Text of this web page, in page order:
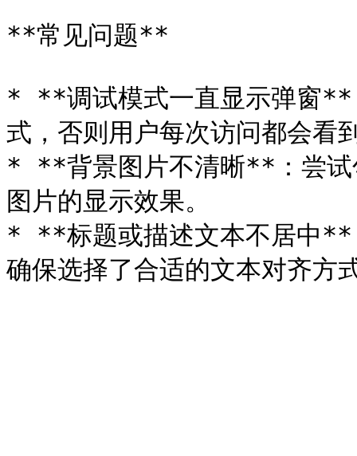
**常见问题**
* **调试模式一直显示弹窗**
式，否则用户每次访问都会看
* **背景图片不清晰**：尝试
图片的显示效果。
* **标题或描述文本不居中**